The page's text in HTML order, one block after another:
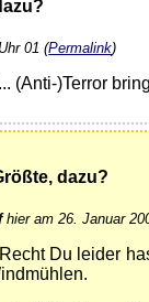
01 (Permalink)
(Anti-)Terror
dazu?
hier am 26. Januar
Du leider